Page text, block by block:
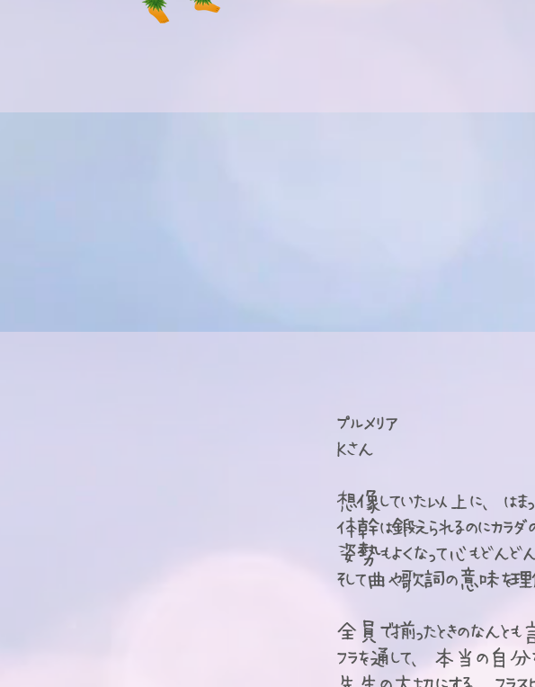
プルメリア
​Kさん
想像していた以上に、はまって
体幹は鍛えられるのにカラダ
姿勢もよくなって心もどんど
そして曲や歌詞の意味を理解
全員で揃ったときのなんと
フラを通して、本当の自分を